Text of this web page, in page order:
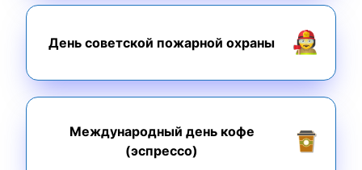
День советской пожарной охраны
Международный день кофе
(эспрессо)